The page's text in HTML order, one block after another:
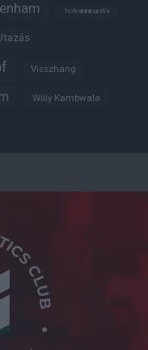
Trófeabibliográfia
Visszhang
Willy Kambwala